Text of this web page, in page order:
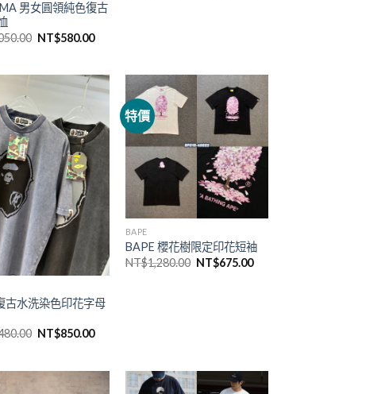
男女圓領純色復古
NT$580.00
古水洗染色印花字母
NT$850.00
特價
BAPE
BAPE 櫻花樹限定印花短袖
NT$1,280.00 NT$675.00